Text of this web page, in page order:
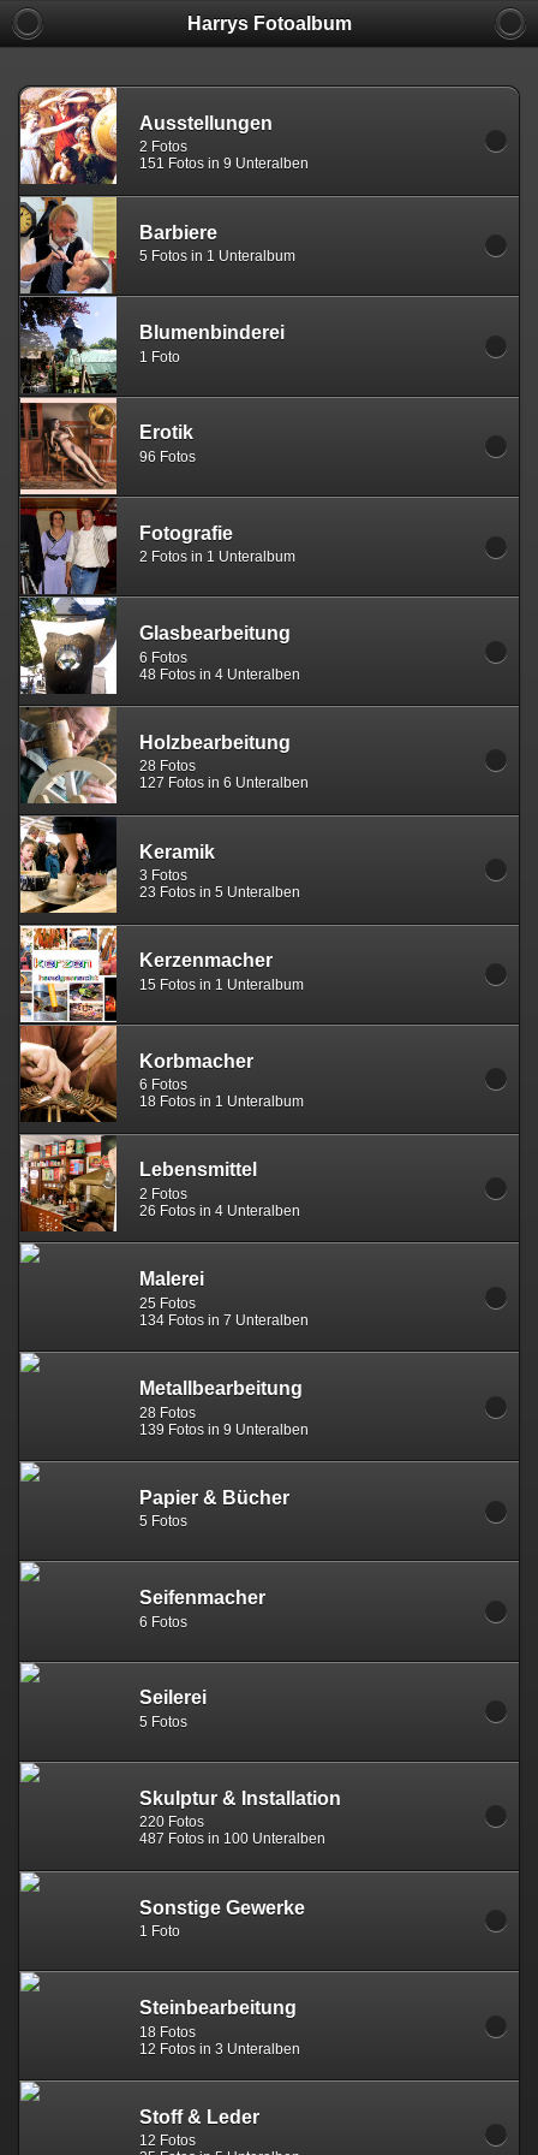
Harrys Fotoalbum
Ausstellungen
2 Fotos
151 Fotos in 9 Unteralben
Barbiere
5 Fotos in 1 Unteralbum
Blumenbinderei
1 Foto
Erotik
96 Fotos
Fotografie
2 Fotos in 1 Unteralbum
Glasbearbeitung
6 Fotos
48 Fotos in 4 Unteralben
Holzbearbeitung
28 Fotos
127 Fotos in 6 Unteralben
Keramik
3 Fotos
23 Fotos in 5 Unteralben
Kerzenmacher
15 Fotos in 1 Unteralbum
Korbmacher
6 Fotos
18 Fotos in 1 Unteralbum
Lebensmittel
2 Fotos
26 Fotos in 4 Unteralben
Malerei
25 Fotos
134 Fotos in 7 Unteralben
Metallbearbeitung
28 Fotos
139 Fotos in 9 Unteralben
Papier & Bücher
5 Fotos
Seifenmacher
6 Fotos
Seilerei
5 Fotos
Skulptur & Installation
220 Fotos
487 Fotos in 100 Unteralben
Sonstige Gewerke
1 Foto
Steinbearbeitung
18 Fotos
12 Fotos in 3 Unteralben
Stoff & Leder
12 Fotos